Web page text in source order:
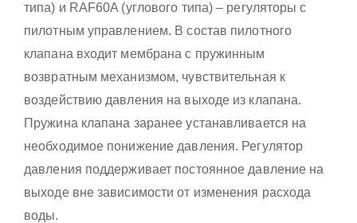
типа) и RAF60A (углового типа) – регуляторы с
пилотным управлением. В состав пилотного
клапана входит мембрана с пружинным
возвратным механизмом, чувствительная к
воздействию давления на выходе из клапана.
Пружина клапана заранее устанавливается на
необходимое понижение давления. Регулятор
давления поддерживает постоянное давление на
выходе вне зависимости от изменения расхода
воды.